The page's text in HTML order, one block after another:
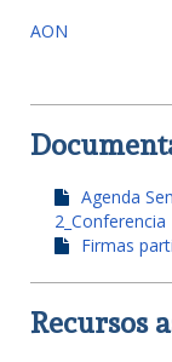
AON
Agenda
2_Conferencia
Firmas
Recursos